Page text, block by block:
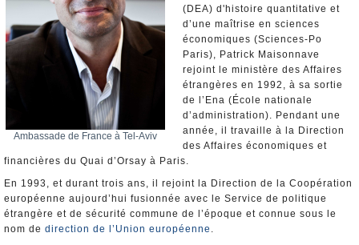
Ambassade de France à Tel-Aviv
(DEA) d'histoire quantitative et
d’une maîtrise en sciences
économiques (Sciences-Po
Paris), Patrick Maisonnave
rejoint le ministère des Affaires
étrangères en 1992, à sa sortie
de l’Ena (École nationale
d’administration). Pendant une
année, il travaille à la Direction
des Affaires économiques et
financières du Quai d’Orsay à Paris.
En 1993, et durant trois ans, il rejoint la Direction de la Coopération
européenne aujourd’hui fusionnée avec le Service de politique
étrangère et de sécurité commune de l’époque et connue sous le
nom de direction de l’Union européenne .